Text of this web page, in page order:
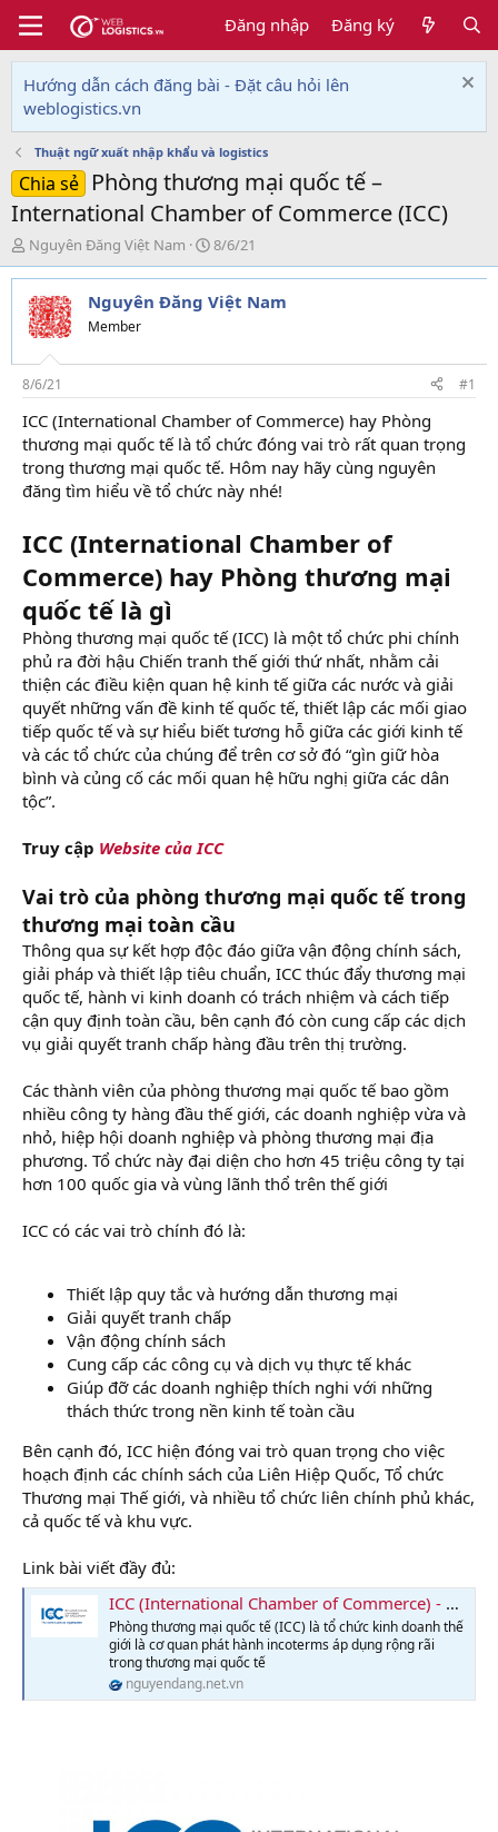
Đăng nhập Đăng ký
Hướng dẫn cách đăng bài - Đặt câu hỏi lên
weblogistics.vn
Thuật ngữ xuất nhập khẩu và logistics
Chia sẻ
Phòng thương mại quốc tế –
International Chamber of Commerce (ICC)
T
h
r
e
a
d
s
t
a
r
t
e
r
Nguyên Đăng Việt Nam
N
g
à
y
i
8/6/21
Nguyên Đăng Việt Nam
Member
8/6/21 #1
ICC (International Chamber of Commerce) hay Phòng
thương mại quốc tế là tổ chức đóng vai trò rất quan trọng
trong thương mại quốc tế. Hôm nay hãy cùng nguyên
đăng tìm hiểu về tổ chức này nhé!
ICC (International Chamber of
Commerce) hay Phòng thương mại
quốc tế là gì
Phòng thương mại quốc tế (ICC) là một tổ chức phi chính
phủ ra đời hậu Chiến tranh thế giới thứ nhất, nhằm cải
thiện các điều kiện quan hệ kinh tế giữa các nước và giải
quyết những vấn đề kinh tế quốc tế, thiết lập các mối giao
tiếp quốc tế và sự hiểu biết tương hỗ giữa các giới kinh tế
và các tổ chức của chúng để trên cơ sở đó “gìn giữ hòa
bình và củng cố các mối quan hệ hữu nghị giữa các dân
tộc”.
Truy cập Website của ICC
Vai trò của phòng thương mại quốc tế trong
thương mại toàn cầu
Thông qua sự kết hợp độc đáo giữa vận động chính sách,
giải pháp và thiết lập tiêu chuẩn, ICC thúc đẩy thương mại
quốc tế, hành vi kinh doanh có trách nhiệm và cách tiếp
cận quy định toàn cầu, bên cạnh đó còn cung cấp các dịch
vụ giải quyết tranh chấp hàng đầu trên thị trường.
Các thành viên của phòng thương mại quốc tế bao gồm
nhiều công ty hàng đầu thế giới, các doanh nghiệp vừa và
nhỏ, hiệp hội doanh nghiệp và phòng thương mại địa
phương. Tổ chức này đại diện cho hơn 45 triệu công ty tại
hơn 100 quốc gia và vùng lãnh thổ trên thế giới
ICC có các vai trò chính đó là:
Thiết lập quy tắc và hướng dẫn thương mại
Giải quyết tranh chấp
Vận động chính sách
Cung cấp các công cụ và dịch vụ thực tế khác
Giúp đỡ các doanh nghiệp thích nghi với những
thách thức trong nền kinh tế toàn cầu
Bên cạnh đó, ICC hiện đóng vai trò quan trọng cho việc
hoạch định các chính sách của Liên Hiệp Quốc, Tổ chức
Thương mại Thế giới, và nhiều tổ chức liên chính phủ khác,
cả quốc tế và khu vực.
Link bài viết đầy đủ:
ICC (International Chamber of Commerce) - Phòng thương mại quốc tế
Phòng thương mại quốc tế (ICC) là tổ chức kinh doanh thế
giới là cơ quan phát hành incoterms áp dụng rộng rãi
trong thương mại quốc tế
nguyendang.net.vn